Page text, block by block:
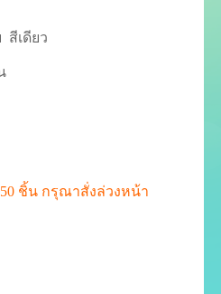
สีเดียว
ชิ้น กรุณาสั่งล่วงหน้า